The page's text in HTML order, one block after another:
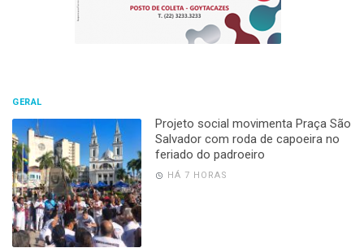
GERAL
Projeto social movimenta Praça São
Salvador com roda de capoeira no
feriado do padroeiro
HÁ 7 HORAS